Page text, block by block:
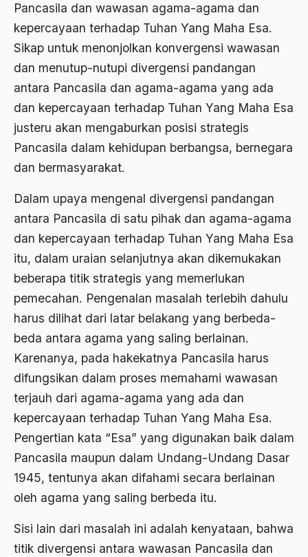
Pancasila dan wawasan agama-agama dan
kepercayaan terhadap Tuhan Yang Maha Esa.
Sikap untuk menonjolkan konvergensi wawasan
dan menutup-nutupi divergensi pandangan
antara Pancasila dan agama-agama yang ada
dan kepercayaan terhadap Tuhan Yang Maha Esa
justeru akan mengaburkan posisi strategis
Pancasila dalam kehidupan berbangsa, bernegara
dan bermasyarakat.
Dalam upaya mengenal divergensi pandangan
antara Pancasila di satu pihak dan agama-agama
dan kepercayaan terhadap Tuhan Yang Maha Esa
itu, dalam uraian selanjutnya akan dikemukakan
beberapa titik strategis yang memerlukan
pemecahan. Pengenalan masalah terlebih dahulu
harus dilihat dari latar belakang yang berbeda-
beda antara agama yang saling berlainan.
Karenanya, pada hakekatnya Pancasila harus
difungsikan dalam proses memahami wawasan
terjauh dari agama-agama yang ada dan
kepercayaan terhadap Tuhan Yang Maha Esa.
Pengertian kata “Esa” yang digunakan baik dalam
Pancasila maupun dalam Undang-Undang Dasar
1945, tentunya akan difahami secara berlainan
oleh agama yang saling berbeda itu.
Sisi lain dari masalah ini adalah kenyataan, bahwa
titik divergensi antara wawasan Pancasila dan
ajaran kemasyarakatan
Ajengan SIngaparna
Akademi Betawi
Akademi Jakarta
akhlak
Akhlaq
Akidah
Aktivis
akulturasi
akulturasi budaya
al qaeda
Al-Azhar
Al-Ghazali
Al-Ikhwanu Al-Muslimun
Al-Ikhwanul Muslimin
al-Khalil Ibnu Ahmad al-Farahidi